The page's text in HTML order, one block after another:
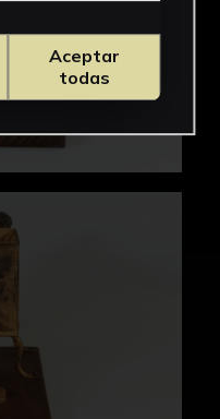
Aceptar
todas